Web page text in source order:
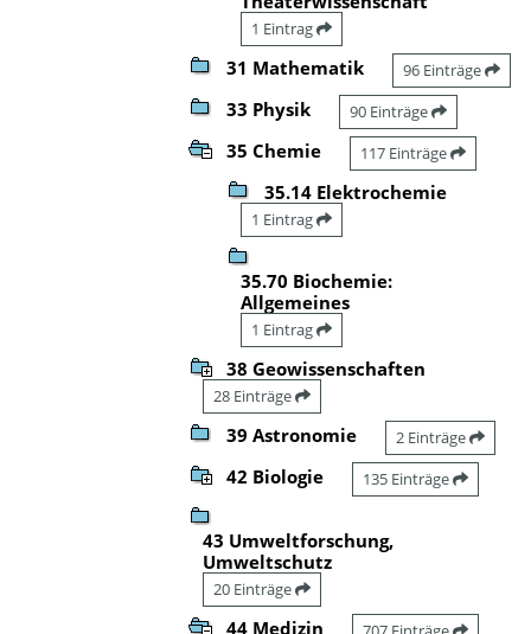
1 Eintrag
31 Mathematik 96 Einträge
33 Physik 90 Einträge
35 Chemie 117 Einträge
35.14 Elektrochemie
1 Eintrag
35.70 Biochemie:
Allgemeines
1 Eintrag
38 Geowissenschaften
28 Einträge
39 Astronomie 2 Einträge
42 Biologie 135 Einträge
43 Umweltforschung,
Umweltschutz
20 Einträge
44 Medizin